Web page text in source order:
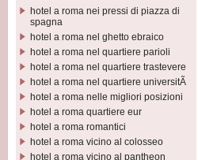
hotel a roma nei pressi di piazza di
spagna
hotel a roma nel ghetto ebraico
hotel a roma nel quartiere parioli
hotel a roma nel quartiere trastevere
hotel a roma nel quartiere universitÃ
hotel a roma nelle migliori posizioni
hotel a roma quartiere eur
hotel a roma romantici
hotel a roma vicino al colosseo
hotel a roma vicino al pantheon